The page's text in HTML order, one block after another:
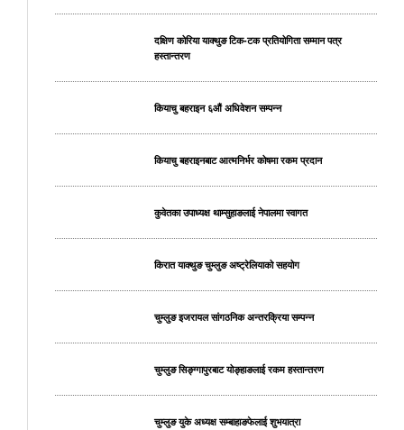
दक्षिण कोरिया याक्थुङ टिक-टक प्रतियोगिता सम्मान पत्र
हस्तान्तरण
कियाचु बहराइन ६औं अधिवेशन सम्पन्न
कियाचु बहराइनबाट आत्मनिर्भर कोषमा रकम प्रदान
कुवेतका उपाध्यक्ष थाम्सुहाङलाई नेपालमा स्वागत
किरात याक्थुङ चुम्लुङ अष्ट्रेलियाको सहयोग
चुम्लुङ इजरायल सांगठनिक अन्तरक्रिया सम्पन्न
चुम्लुङ सिङ्ग्गापुरबाट योङ्हाङलाई रकम हस्तान्तरण
चुम्लुङ युके अध्यक्ष सम्बाहाङफेलाई शुभयात्रा